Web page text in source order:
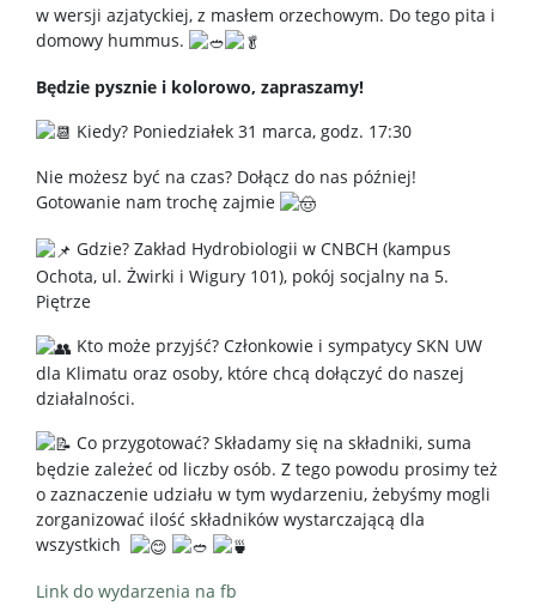
w wersji azjatyckiej, z masłem orzechowym. Do tego pita i
domowy hummus.
Będzie pysznie i kolorowo, zapraszamy!
Kiedy? Poniedziałek 31 marca, godz. 17:30
Nie możesz być na czas? Dołącz do nas później!
Gotowanie nam trochę zajmie
Gdzie? Zakład Hydrobiologii w CNBCH (kampus
Ochota, ul. Żwirki i Wigury 101), pokój socjalny na 5.
Piętrze
Kto może przyjść? Członkowie i sympatycy SKN UW
dla Klimatu oraz osoby, które chcą dołączyć do naszej
działalności.
Co przygotować? Składamy się na składniki, suma
będzie zależeć od liczby osób. Z tego powodu prosimy też
o zaznaczenie udziału w tym wydarzeniu, żebyśmy mogli
zorganizować ilość składników wystarczającą dla
wszystkich
Link do wydarzenia na fb